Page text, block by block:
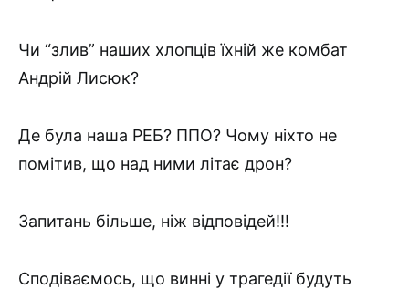
Чи “злив” наших хлопців їхній же комбат
Андрій Лисюк?
Де була наша РЕБ? ППО? Чому ніхто не
помітив, що над ними літає дрон?
Запитань більше, ніж відповідей!!!
Сподіваємось, що винні у трагедії будуть